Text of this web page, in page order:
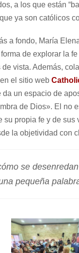
a los que están
ya son católicos
a fondo, María
de explorar la
vista. Además,
el sitio web
un espacio de
de Dios». El no
su propia fe y de
la objetividad con
se
pequeña